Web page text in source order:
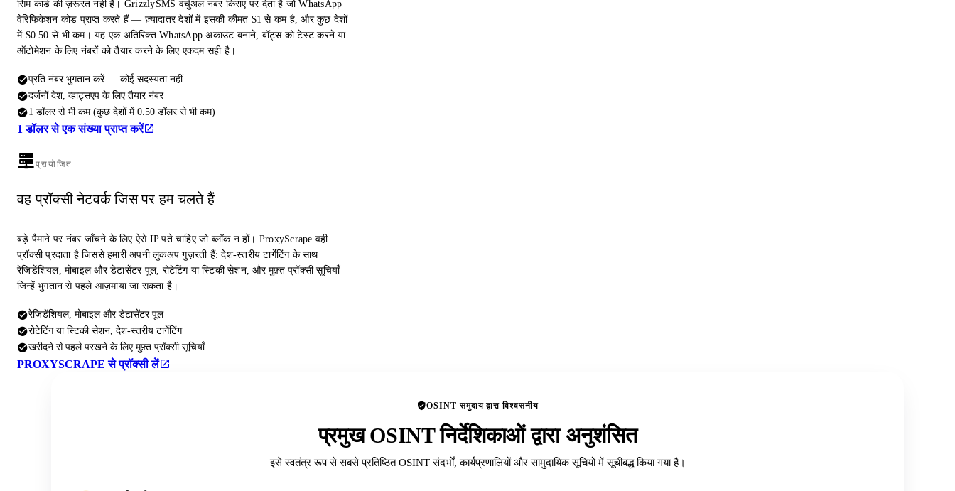
सिम कार्ड की ज़रूरत नहीं है। GrizzlySMS वर्चुअल नंबर किराए पर देता है जो WhatsApp
वेरिफिकेशन कोड प्राप्त करते हैं — ज़्यादातर देशों में इसकी कीमत $1 से कम है, और कुछ देशों
में $0.50 से भी कम। यह एक अतिरिक्त WhatsApp अकाउंट बनाने, बॉट्स को टेस्ट करने या
ऑटोमेशन के लिए नंबरों को तैयार करने के लिए एकदम सही है।
प्रति नंबर भुगतान करें — कोई सदस्यता नहीं
दर्जनों देश, व्हाट्सएप के लिए तैयार नंबर
1 डॉलर से भी कम (कुछ देशों में 0.50 डॉलर से भी कम)
1 डॉलर से एक संख्या प्राप्त करें
प्रायोजित
वह प्रॉक्सी नेटवर्क जिस पर हम चलते हैं
बड़े पैमाने पर नंबर जाँचने के लिए ऐसे IP पते चाहिए जो ब्लॉक न हों। ProxyScrape वही
प्रॉक्सी प्रदाता है जिससे हमारी अपनी लुकअप गुज़रती हैं: देश-स्तरीय टार्गेटिंग के साथ
रेजिडेंशियल, मोबाइल और डेटासेंटर पूल, रोटेटिंग या स्टिकी सेशन, और मुफ़्त प्रॉक्सी सूचियाँ
जिन्हें भुगतान से पहले आज़माया जा सकता है।
रेजिडेंशियल, मोबाइल और डेटासेंटर पूल
रोटेटिंग या स्टिकी सेशन, देश-स्तरीय टार्गेटिंग
खरीदने से पहले परखने के लिए मुफ़्त प्रॉक्सी सूचियाँ
PROXYSCRAPE से प्रॉक्सी लें
OSINT समुदाय द्वारा विश्वसनीय
प्रमुख OSINT निर्देशिकाओं द्वारा अनुशंसित
इसे स्वतंत्र रूप से सबसे प्रतिष्ठित OSINT संदर्भों, कार्यप्रणालियों और सामुदायिक सूचियों में सूचीबद्ध किया गया है।